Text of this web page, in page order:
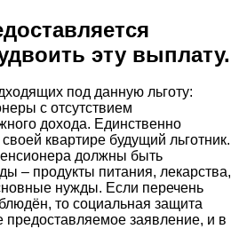
эту выплату.
под данную льготу:
с отсутствием
дохода. Единственно
квартире будущий льготник.
должны быть
– продукты питания, лекарства,
нужды. Если перечень
то социальная защита
предоставляемое заявление, и в